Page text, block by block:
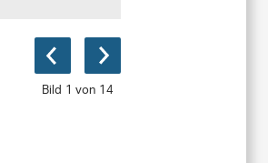
Bild 1 von 14